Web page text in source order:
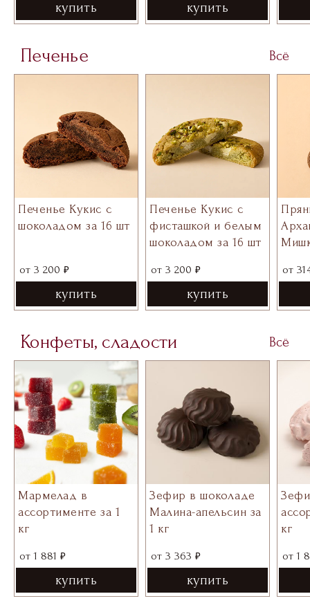
купить купить
Печенье Всё
Печенье Кукис с
шоколадом за 16 шт
от 3 200 ₽
купить
Печенье Кукис с
фисташкой и белым
шоколадом за 16 шт
от 3 200 ₽
купить
от
Конфеты, сладости Всё
Мармелад в
ассортименте за 1
кг
от 1 881 ₽
купить
Зефир в шоколаде
Малина-апельсин за
1 кг
от 3 363 ₽
купить
кг
от 1